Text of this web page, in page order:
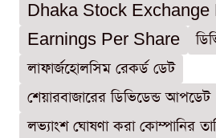
Dhaka Stock Exchange
Earnings Per Share
লাফার্জহোলসিম রেকর্ড ডেট
শেয়ারবাজারের ডিভিডেন্ড আপডেট
লভ্যাংশ ঘোষণা করা কোম্পানির